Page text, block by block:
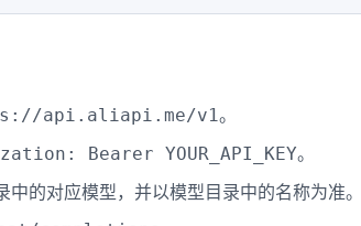
api.aliapi.me/v1。
Bearer YOUR_API_KEY。
的对应模型，并以模型目录中的名称为准。